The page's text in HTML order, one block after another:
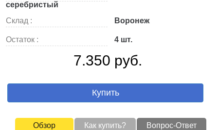
серебристый
Склад :
Воронеж
Остаток : 4 шт.
7.350 руб.
Купить
Обзор Как купить? Вопрос-Ответ